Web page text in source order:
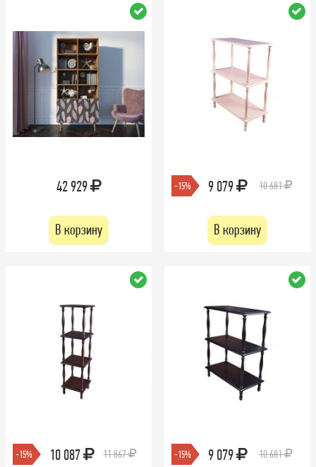
42 929
В корзину
-15% 9 079 10 681
В корзину
-15% 10 087 11 867 -15% 9 079 10 681